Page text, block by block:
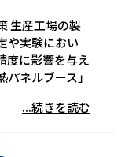
生産工場の製
や実験におい
度に影響を与え
ネルブース」
...続きを読む